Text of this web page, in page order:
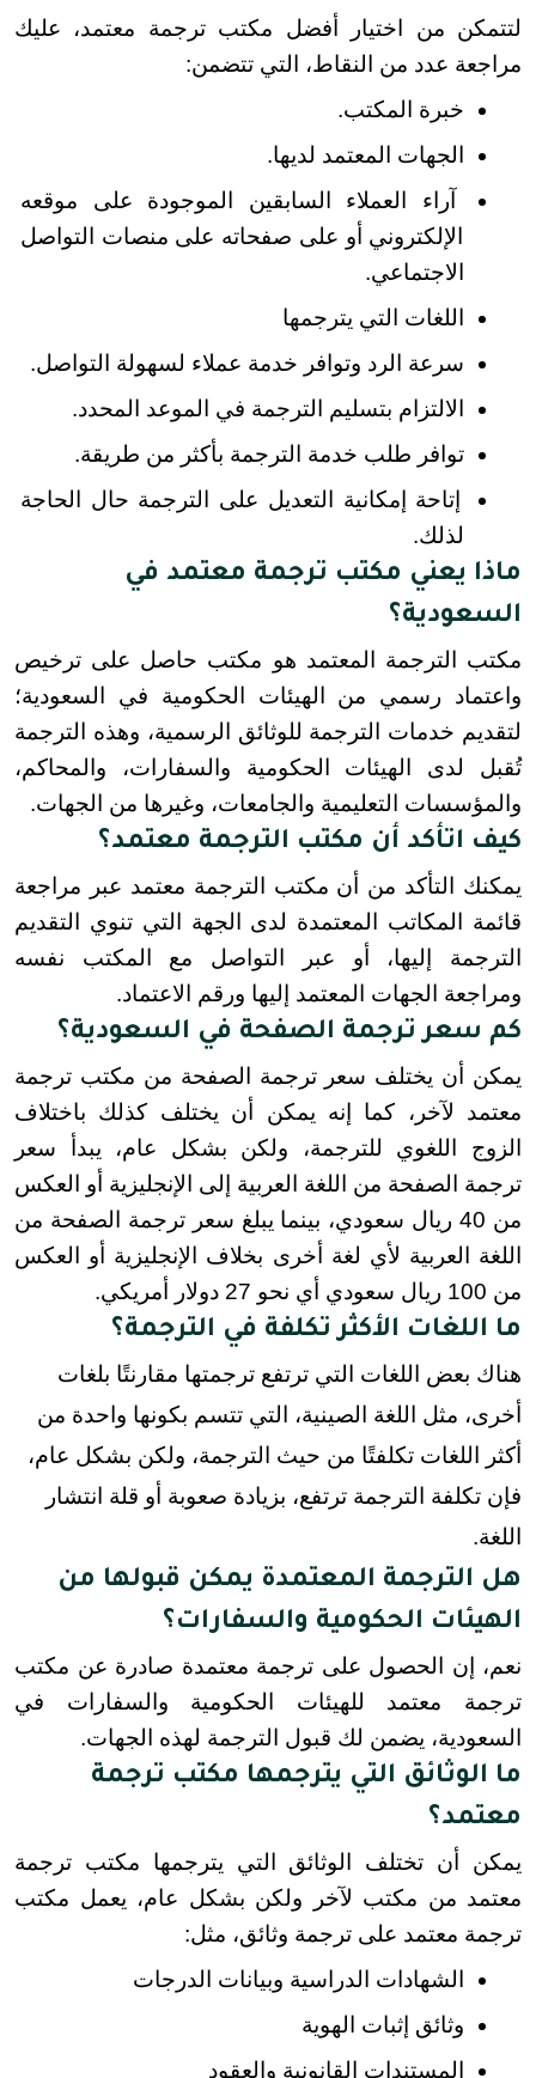
مراجعة عدد من النقاط، التي تتضمن:
خبرة المكتب.
الجهات المعتمد لديها.
الاجتماعي.
اللغات التي يترجمها
سرعة الرد وتوافر خدمة عملاء لسهولة التواصل.
الالتزام بتسليم الترجمة في الموعد المحدد.
توافر طلب خدمة الترجمة بأكثر من طريقة.
لذلك.
ماذا يعني مكتب ترجمة معتمد في
السعودية؟
والمؤسسات التعليمية والجامعات، وغيرها من الجهات.
كيف اتأكد أن مكتب الترجمة معتمد؟
ومراجعة الجهات المعتمد إليها ورقم الاعتماد.
كم سعر ترجمة الصفحة في السعودية؟
من 100 ريال سعودي أي نحو 27 دولار أمريكي.
ما اللغات الأكثر تكلفة في الترجمة؟
هناك بعض اللغات التي ترتفع ترجمتها مقارنتًا بلغات
أخرى، مثل اللغة الصينية، التي تتسم بكونها واحدة من
أكثر اللغات تكلفتًا من حيث الترجمة، ولكن بشكل عام،
فإن تكلفة الترجمة ترتفع، بزيادة صعوبة أو قلة انتشار
اللغة.
هل الترجمة المعتمدة يمكن قبولها من
الهيئات الحكومية والسفارات؟
السعودية، يضمن لك قبول الترجمة لهذه الجهات.
ما الوثائق التي يترجمها مكتب ترجمة
معتمد؟
ترجمة معتمد على ترجمة وثائق، مثل:
الشهادات الدراسية وبيانات الدرجات
وثائق إثبات الهوية
المستندات القانونية والعقود